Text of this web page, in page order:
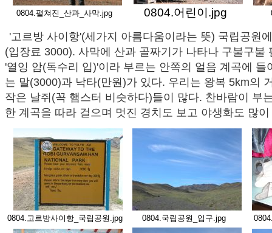
0804.펼쳐진_산과_사막.jpg 0804.어린이.jpg
'고르방 사이항'(세가지 아름다움이라는 뜻) 국립공원
(입장료 3000). 사막에 산과 골짜기가 나타나 구불구불
'열잉 암(독수리 입)'이라 부르는 안쪽의 얼음 계곡에 들
는 말(3000)과 낙타(만원)가 있다. 우리는 왕복 5km의
작은 날쥐(꼭 햄스터 비슷하다)들이 많다. 찬바람이 부
한 계곡을 따라 걸으며 멋진 경치도 보고 야생화도 많
0804.고르방사이항_국립공원.jpg 0804.국립공원_입구.jpg